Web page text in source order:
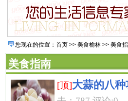
您现在的位置： 首页 >> 美食榆林 >> 美食
美食指南
[顶]大蒜的八